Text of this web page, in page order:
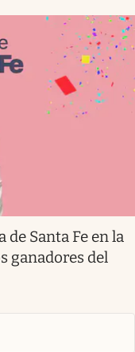
de Santa Fe en la
ganadores del